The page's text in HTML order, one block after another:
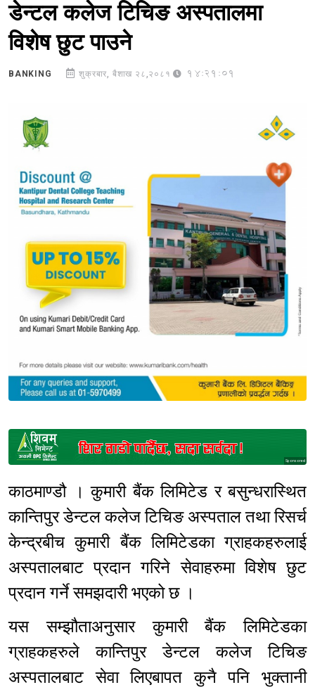
डेन्टल कलेज टिचिङ अस्पतालमा
विशेष छुट पाउने
BANKING शुक्रबार, बैशाख २८,२०८१ 14:21:01
Sponsored
काठमाण्डौ । कुमारी बैंक लिमिटेड र बसुन्धरास्थित
कान्तिपुर डेन्टल कलेज टिचिङ अस्पताल तथा रिसर्च
केन्द्रबीच कुमारी बैंक लिमिटेडका ग्राहकहरुलाई
अस्पतालबाट प्रदान गरिने सेवाहरुमा विशेष छुट
प्रदान गर्ने समझदारी भएको छ ।
यस सम्झौताअनुसार कुमारी बैंक लिमिटेडका
ग्राहकहरुले कान्तिपुर डेन्टल कलेज टिचिङ
अस्पतालबाट सेवा लिएबापत कुनै पनि भुक्तानी